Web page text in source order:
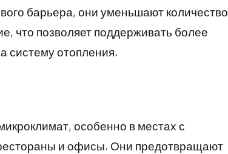
барьера, они уменьшают количество
что позволяет поддерживать более
систему отопления.
особенно в местах с
и офисы. Они предотвращают